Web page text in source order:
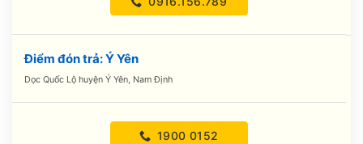
Điểm đón trả: Ý Yên
Dọc Quốc Lộ huyện Ý Yên, Nam Định
1900 0152